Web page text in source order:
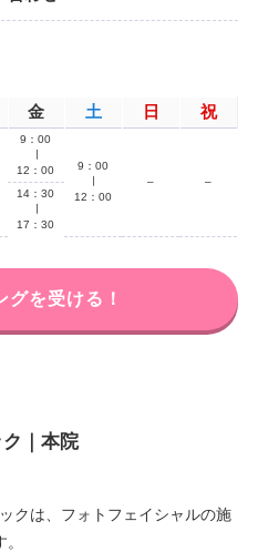
金 土 日 祝
9：00
12：00
9：00
12：00
–
–
14：30
17：30
グを受ける！
｜本院
クは、フォトフェイシャルの施